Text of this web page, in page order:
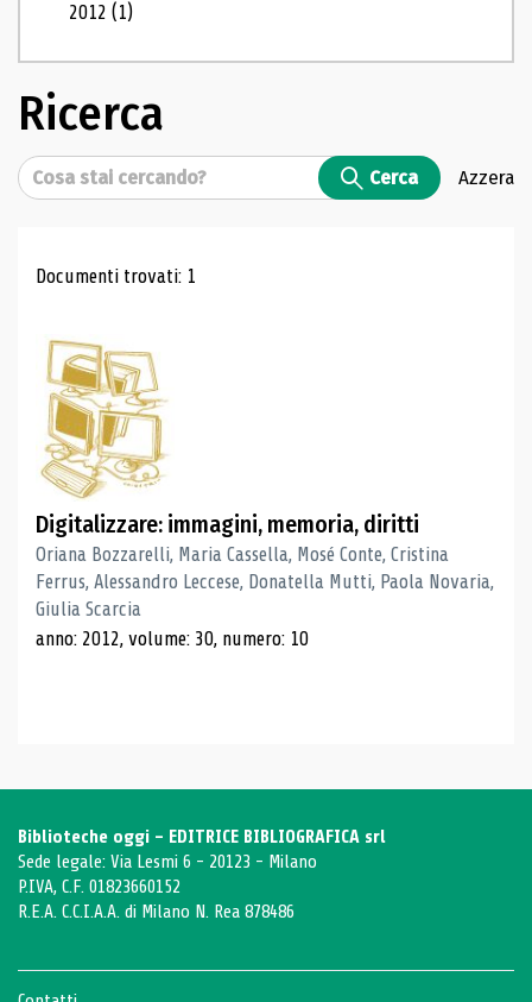
2012(1)
Ricerca
Cerca Cerca Azzera
Risultati di ricerca
Documenti trovati: 1
Digitalizzare: immagini, memoria, diritti
Oriana Bozzarelli, Maria Cassella, Mosé Conte, Cristina
Ferrus, Alessandro Leccese, Donatella Mutti, Paola Novaria,
Giulia Scarcia
anno: 2012, volume: 30, numero: 10
Biblioteche oggi - EDITRICE BIBLIOGRAFICA srl
Sede legale: Via Lesmi 6 - 20123 - Milano
P.IVA, C.F. 01823660152
R.E.A. C.C.I.A.A. di Milano N. Rea 878486